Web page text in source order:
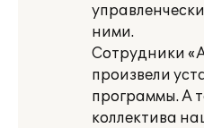
ними.
Сотрудники
произвели
программы. А
коллектива